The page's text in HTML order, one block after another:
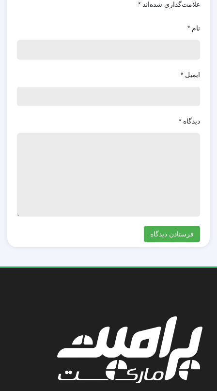
کند و شما می‌توانید دوباره از میدجورنی استفاده کنید.
در تلفن همراه خود استفاده می کنید، برنامه را به طور کامل
و مطمئن شوید که هنوز در پس‌زمینه اجرا نمی‌شود. به عنوان
کنید. سپس، برنامه را مجدداً راه اندازی کنید.
اگر از نسخه وب دیسکورد در مرورگر رایانه خود استفاده می
علامت‌گذاری شده‌اند *
نام *
ایمیل *
دیدگاه *